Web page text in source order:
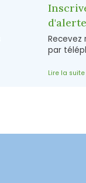
Recevez
par
Lire la suite